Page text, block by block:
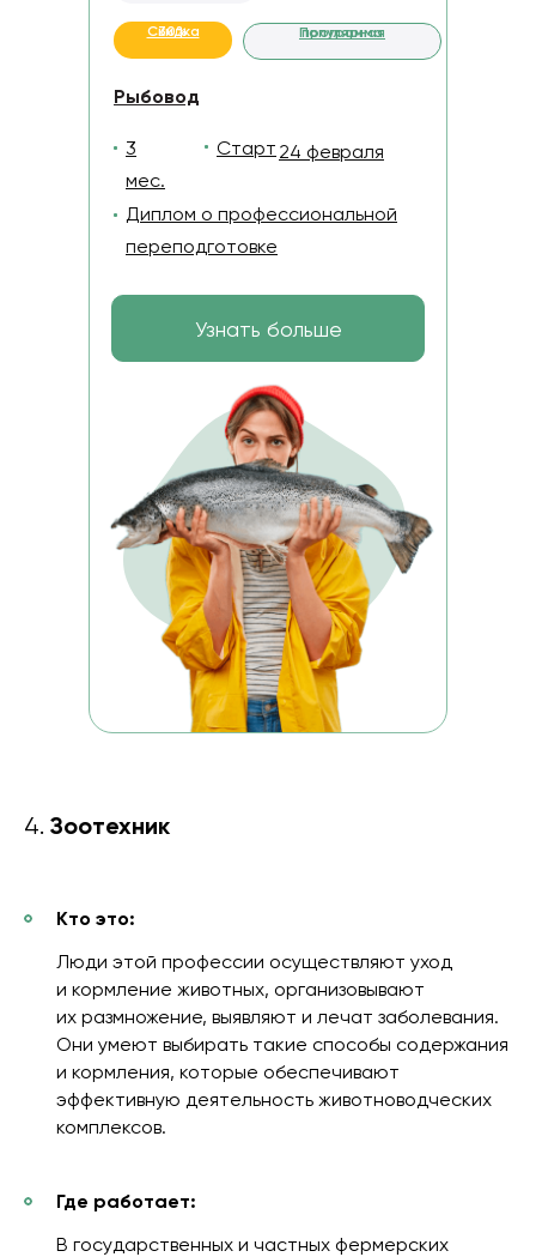
Рыбовод
Узнать больше
Популярная программа
Скидка 30%
Диплом о профессиональной
переподготовке
3
мес.
24 февраля
Старт
4. Зоотехник
Кто это:
Люди этой профессии осуществляют уход
и кормление животных, организовывают
их размножение, выявляют и лечат заболевания.
Они умеют выбирать такие способы содержания
и кормления, которые обеспечивают
эффективную деятельность животноводческих
комплексов.
Где работает:
В государственных и частных фермерских